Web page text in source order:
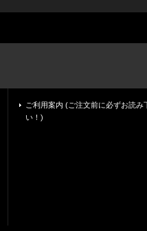
ご利用案内 (ご注文前に必ずお読み
い！)